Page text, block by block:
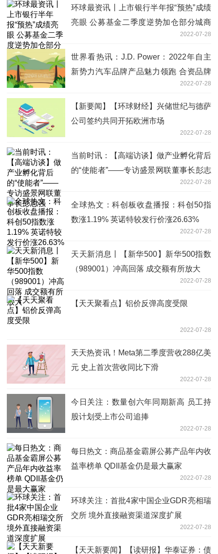
环球最资讯丨上市银行半年报“预热”成绩
亮眼 公募基金二季度逆势加仓部分城商
2022-07-28
世界看热讯：J.D. Power：2022年自主
新势力汽车品牌产品魅力领跑 合资品牌
2022-07-28
【新要闻】【环球财经】兴储世纪与德萨
公司签约共同开拓欧洲市场
2022-07-28
当前时讯：【高端访谈】做产业孵化背后
的“使能者”——专访盛景网联董事长彭志
2022-07-28
全球热文：科创板收盘播报：科创50指
数涨1.19% 英诺特较发行价涨26.63%
2022-07-28
天天新消息丨【新华500】新华500指数
（989001）冲高回落 成交额有所放大
2022-07-28
【天天聚看点】铝价反弹高度受限
2022-07-28
天天热资讯！Meta第二季度营收288亿美
元 史上首次营收同比下滑
2022-07-28
今日关注：数量创六年同期新高 员工持
股计划受上市公司追捧
2022-07-28
每日热文：商品基金霸屏公募产品年内收
益率榜单 QDII基金仍是最大赢家
2022-07-28
环球关注：首批4家中国企业GDR亮相瑞
交所 境外直接融资渠道深度扩展
2022-07-28
【天天新要闻】【读研报】华泰证券：债